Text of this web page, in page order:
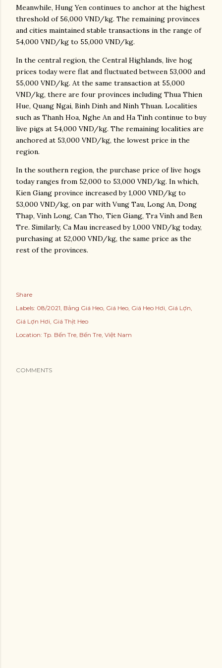
Meanwhile, Hung Yen continues to anchor at the highest
threshold of 56,000 VND/kg. The remaining provinces
and cities maintained stable transactions in the range of
54,000 VND/kg to 55,000 VND/kg.
In the central region, the Central Highlands, live hog
prices today were flat and fluctuated between 53,000 and
55,000 VND/kg. At the same transaction at 55,000
VND/kg, there are four provinces including Thua Thien
Hue, Quang Ngai, Binh Dinh and Ninh Thuan. Localities
such as Thanh Hoa, Nghe An and Ha Tinh continue to buy
live pigs at 54,000 VND/kg. The remaining localities are
anchored at 53,000 VND/kg, the lowest price in the
region.
In the southern region, the purchase price of live hogs
today ranges from 52,000 to 53,000 VND/kg. In which,
Kien Giang province increased by 1,000 VND/kg to
53,000 VND/kg, on par with Vung Tau, Long An, Dong
Thap, Vinh Long, Can Tho, Tien Giang, Tra Vinh and Ben
Tre. Similarly, Ca Mau increased by 1,000 VND/kg today,
purchasing at 52,000 VND/kg, the same price as the
rest of the provinces.
Share
Labels: 08/2021 Bảng Giá Heo Giá Heo Giá Heo Hơi Giá Lợn
Giá Lợn Hơi Giá Thịt Heo
Location: Tp. Bến Tre, Bến Tre, Việt Nam
COMMENTS